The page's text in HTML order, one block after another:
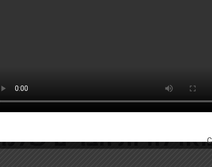
להתעדכן ראשונים על מבצעים והטבות?
להיות חברים שלנו